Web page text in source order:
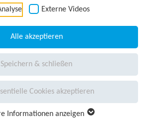
Externe Videos
Alle akzeptieren
Speichern & schließen
Cookies akzeptieren
Informationen anzeigen